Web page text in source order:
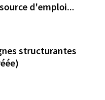
d'emploi...
structurantes